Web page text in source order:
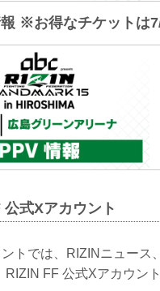
※お得なチケットは
公式Xアカウント
トでは、RIZINニュース
RIZIN FF 公式Xアカウン